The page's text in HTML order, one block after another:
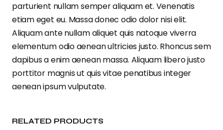
parturient nullam semper aliquam et. Venenatis
etiam eget eu. Massa donec odio dolor nisi elit.
Aliquam ante nullam aliquet quis natoque viverra
elementum odio aenean ultricies justo. Rhoncus sem
dapibus a enim aenean massa. Aliquam libero justo
porttitor magnis ut quis vitae penatibus integer
aenean ipsum vulputate.
RELATED PRODUCTS